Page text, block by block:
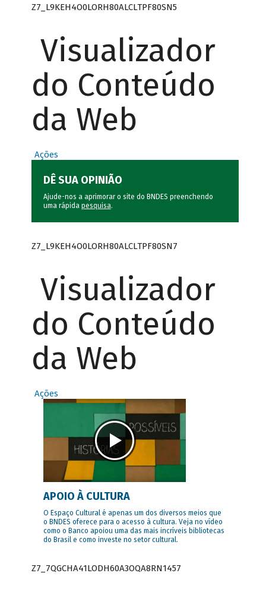
Z7_L9KEH4O0LORH80ALCLTPF80SN5
Visualizador
do Conteúdo
da Web
Ações
DÊ SUA OPINIÃO
Ajude-nos a aprimorar o site do BNDES preenchendo
uma rápida pesquisa.
Z7_L9KEH4O0LORH80ALCLTPF80SN7
Visualizador
do Conteúdo
da Web
Ações
APOIO À CULTURA
O Espaço Cultural é apenas um dos diversos meios que
o BNDES oferece para o acesso à cultura. Veja no vídeo
como o Banco apoiou uma das mais incríveis bibliotecas
do Brasil e como investe no setor cultural.
Z7_7QGCHA41LODH60A3OQA8RN1457